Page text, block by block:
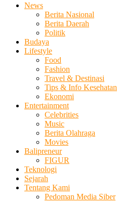
News
Berita Nasional
Berita Daerah
Politik
Budaya
Lifestyle
Food
Fashion
Travel & Destinasi
Tips & Info Kesehatan
Ekonomi
Entertainment
Celebrities
Music
Berita Olahraga
Movies
Balipreneur
FIGUR
Teknologi
Sejarah
Tentang Kami
Pedoman Media Siber